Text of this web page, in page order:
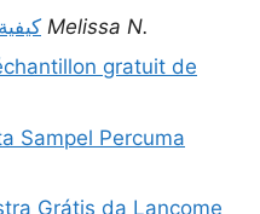
Melissa N.
gratuit de
Sampel Percuma
Grátis da Lancome